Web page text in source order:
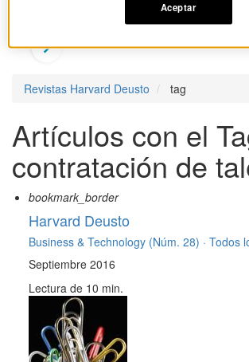
Revistas Harvard Deusto tag
Artículos con el
contratación de
bookmark_border
Harvard Deusto
Business & Technology (Núm. 28) · Todos
Septiembre 2016
Lectura de 10 min.
Aceptar